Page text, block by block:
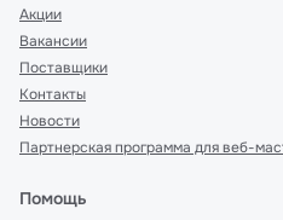
Акции
Вакансии
Поставщики
Контакты
Новости
Партнерская программа для веб-
Помощь